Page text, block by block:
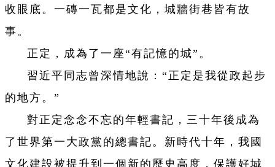
收眼底。一磚一瓦都是文化，城牆街巷皆有故
事。
正定，成為了一座“有記憶的城”。
習近平同志曾深情地說：“正定是我從政起步
的地方。”
對正定念念不忘的年輕書記，三十年後成為
了世界第一大政黨的總書記。新時代十年，我國
文化建設被提升到一個新的歷史高度，保護好城